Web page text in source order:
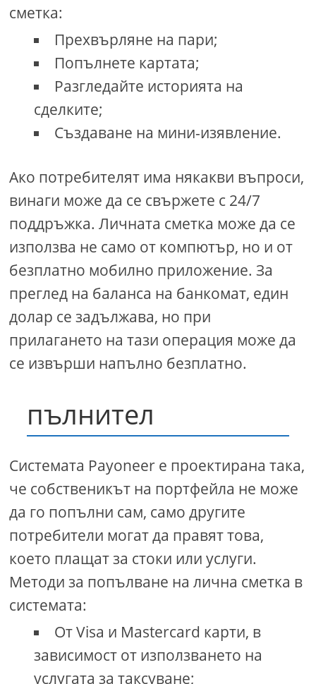
сметка:
Прехвърляне на пари;
Попълнете картата;
Разгледайте историята на
сделките;
Създаване на мини-изявление.
Ако потребителят има някакви въпроси,
винаги може да се свържете с 24/7
поддръжка. Личната сметка може да се
използва не само от компютър, но и от
безплатно мобилно приложение. За
преглед на баланса на банкомат, един
долар се задължава, но при
прилагането на тази операция може да
се извърши напълно безплатно.
пълнител
Системата Payoneer е проектирана така,
че собственикът на портфейла не може
да го попълни сам, само другите
потребители могат да правят това,
което плащат за стоки или услуги.
Методи за попълване на лична сметка в
системата:
От Visa и Mastercard карти, в
зависимост от използването на
услугата за таксуване;